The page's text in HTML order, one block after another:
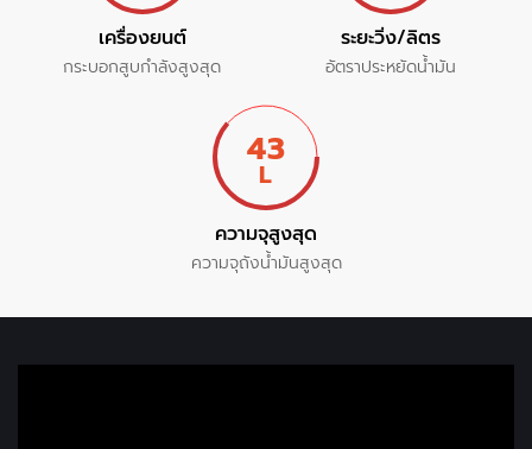
เครื่องยนต์
กระบอกสูบกำลังสูงสุด
ระยะวิ่ง/ลิตร
อัตราประหยัดน้ำมัน
43
L
ความจุสูงสุด
ความจุถังน้ำมันสูงสุด